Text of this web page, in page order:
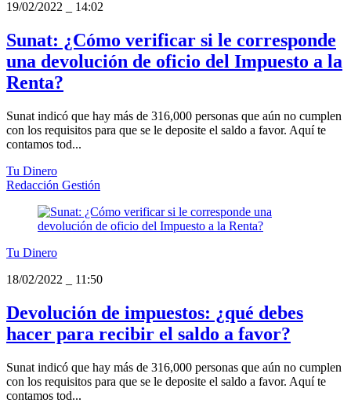
19/02/2022
14:02
Sunat: ¿Cómo verificar si le corresponde
una devolución de oficio del Impuesto a la
Renta?
Sunat indicó que hay más de 316,000 personas que aún no cumplen
con los requisitos para que se le deposite el saldo a favor. Aquí te
contamos tod...
Tu Dinero
Redacción Gestión
Tu Dinero
18/02/2022
11:50
Devolución de impuestos: ¿qué debes
hacer para recibir el saldo a favor?
Sunat indicó que hay más de 316,000 personas que aún no cumplen
con los requisitos para que se le deposite el saldo a favor. Aquí te
contamos tod...